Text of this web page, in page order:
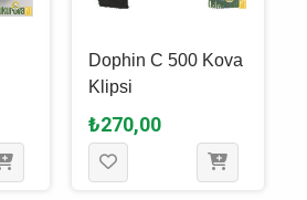
Dophin C 500 Kova
Klipsi
₺270,00